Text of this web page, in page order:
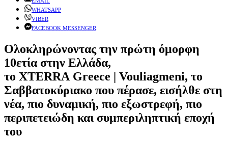
WHATSAPP
VIBER
FACEBOOK MESSENGER
Ολοκληρώνοντας την πρώτη όμορφη
10ετία στην Ελλάδα,
το XTERRA Greece | Vouliagmeni, το
Σαββατοκύριακο που πέρασε, εισήλθε στη
νέα, πιο δυναμική, πιο εξωστρεφή, πιο
περιπετειώδη και συμπεριληπτική εποχή
του